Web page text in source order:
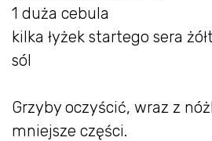
1 duża cebula
kilka łyżek startego sera
sól
Grzyby oczyścić, wraz z
mniejsze części.